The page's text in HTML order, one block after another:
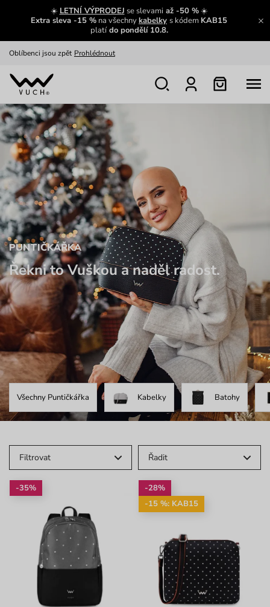
☀️ LETNÍ VÝPRODEJ se slevamiaž -50 %☀️
Extra sleva -15 % na všechnykabelky s kódem KAB15
platído pondělí 10.8.
Zajímavosti ze světa Vuch:
Zobrazit
Oblíbenci jsou zpět Prohlédnout
Nech se inspirovat
PUNTIČKÁŘKA
Řekni to Vuškou a naděl radost.
Všechny Puntičkářka Kabelky Batohy
Filtrovat Řadit
-35%
-28%
-15 %: KAB15